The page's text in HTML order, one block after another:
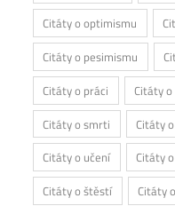
Citáty o optimismu
Citáty o pesimismu
Citáty o práci
Citáty
Citáty o smrti
Citáty
Citáty o učení
Citáty
Citáty o štěstí
Citáty